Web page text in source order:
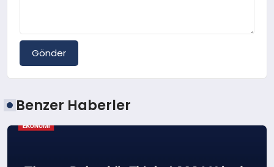
Gönder
Benzer Haberler